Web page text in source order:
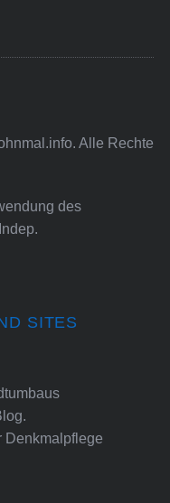
Alle Rechte
des
.
SITES
Denkmalpflege